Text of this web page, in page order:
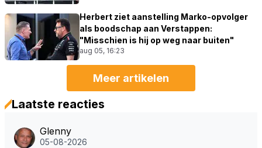
Herbert ziet aanstelling Marko-opvolger
als boodschap aan Verstappen:
"Misschien is hij op weg naar buiten"
aug 05, 16:23
Meer artikelen
Laatste reacties
Glenny
05-08-2026